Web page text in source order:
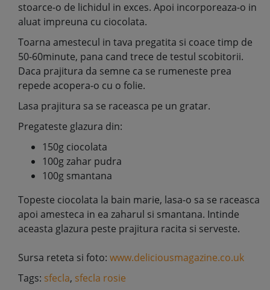
stoarce-o de lichidul in exces. Apoi incorporeaza-o in
aluat impreuna cu ciocolata.
Toarna amestecul in tava pregatita si coace timp de
50-60minute, pana cand trece de testul scobitorii.
Daca prajitura da semne ca se rumeneste prea
repede acopera-o cu o folie.
Lasa prajitura sa se raceasca pe un gratar.
Pregateste glazura din:
150g ciocolata
100g zahar pudra
100g smantana
Topeste ciocolata la bain marie, lasa-o sa se raceasca
apoi amesteca in ea zaharul si smantana. Intinde
aceasta glazura peste prajitura racita si serveste.
Sursa reteta si foto: www.deliciousmagazine.co.uk
Tags: sfecla, sfecla rosie